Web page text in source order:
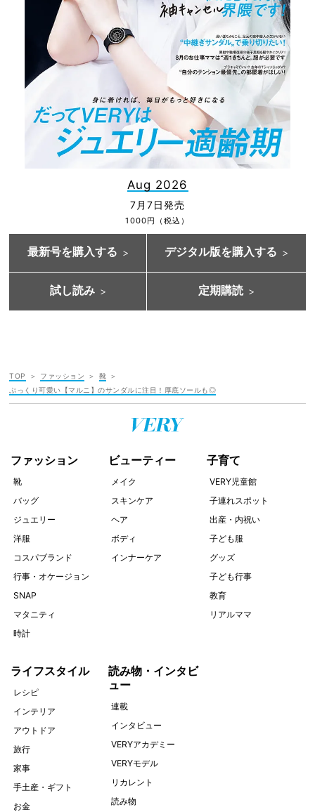
Aug 2026
7月7日発売
1000円（税込）
最新号を購入する デジタル版を購入する
試し読み 定期購読
TOP ファッション
靴
ぷっくり可愛い【マルニ】のサンダルに注目！厚底ソールも◎
ファッション
靴
バッグ
ジュエリー
洋服
コスパブランド
行事・オケージョン
SNAP
マタニティ
時計
ビューティー
メイク
スキンケア
ヘア
ボディ
インナーケア
子育て
VERY児童館
子連れスポット
出産・内祝い
子ども服
グッズ
子ども行事
教育
リアルママ
ライフスタイル
レシピ
インテリア
アウトドア
旅行
家事
手土産・ギフト
お金
読み物・インタビ
ュー
連載
インタビュー
VERYアカデミー
VERYモデル
リカレント
読み物